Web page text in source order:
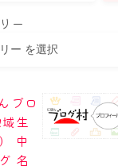
ー